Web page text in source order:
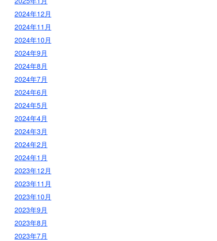
2024年12月
2024年11月
2024年10月
2024年9月
2024年8月
2024年7月
2024年6月
2024年5月
2024年4月
2024年3月
2024年2月
2024年1月
2023年12月
2023年11月
2023年10月
2023年9月
2023年8月
2023年7月